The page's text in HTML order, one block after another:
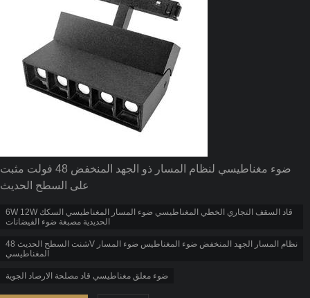
ضوء مغناطيسي لنظام المسار ذو الجهد المنخفض 48 فولت مثبت
على السطح الحديث
6W 12W قاد السقف التجاري الخطي المغناطيسي ضوء المسار المغناطيسي السكك
الحديدية مصبغة ضوء الفيضانات
شنت السطح الحديث 48V نظام المسار الجهد المنخفض ضوء المغناطيس ضوء المسار
المغناطيسي
ضوء معلق مغناطيسي قاد مصلحة الارصاد الجوية